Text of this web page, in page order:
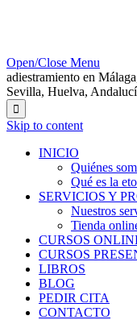
Open/Close Menu
adiestramiento en
Sevilla, Huelva,

Skip to content
INICIO
Quiénes
Qué es la
SERVICIOS Y
Nuestros
Tienda
CURSOS
CURSOS
LIBROS
BLOG
PEDIR CITA
CONTACTO